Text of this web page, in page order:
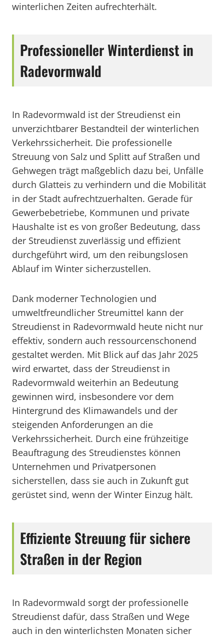
winterlichen Zeiten aufrechterhält.
Professioneller Winterdienst in
Radevormwald
In Radevormwald ist der Streudienst ein
unverzichtbarer Bestandteil der winterlichen
Verkehrssicherheit. Die professionelle
Streuung von Salz und Splitt auf Straßen und
Gehwegen trägt maßgeblich dazu bei, Unfälle
durch Glatteis zu verhindern und die Mobilität
in der Stadt aufrechtzuerhalten. Gerade für
Gewerbebetriebe, Kommunen und private
Haushalte ist es von großer Bedeutung, dass
der Streudienst zuverlässig und effizient
durchgeführt wird, um den reibungslosen
Ablauf im Winter sicherzustellen.
Dank moderner Technologien und
umweltfreundlicher Streumittel kann der
Streudienst in Radevormwald heute nicht nur
effektiv, sondern auch ressourcenschonend
gestaltet werden. Mit Blick auf das Jahr 2025
wird erwartet, dass der Streudienst in
Radevormwald weiterhin an Bedeutung
gewinnen wird, insbesondere vor dem
Hintergrund des Klimawandels und der
steigenden Anforderungen an die
Verkehrssicherheit. Durch eine frühzeitige
Beauftragung des Streudienstes können
Unternehmen und Privatpersonen
sicherstellen, dass sie auch in Zukunft gut
gerüstet sind, wenn der Winter Einzug hält.
Effiziente Streuung für sichere
Straßen in der Region
In Radevormwald sorgt der professionelle
Streudienst dafür, dass Straßen und Wege
auch in den winterlichsten Monaten sicher